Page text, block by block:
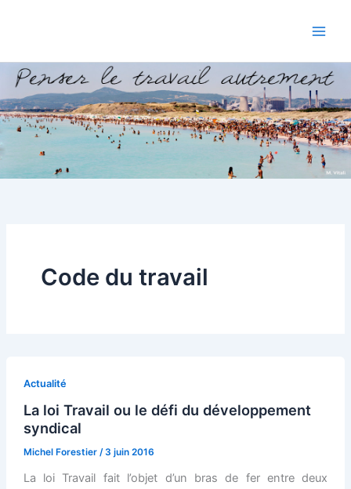
Code du travail
Actualité
La loi Travail ou le défi du développement
syndical
Michel Forestier /3 juin 2016
La loi Travail fait l’objet d’un bras de fer entre deux